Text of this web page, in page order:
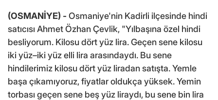
(OSMANİYE) - Osmaniye'nin Kadirli ilçesinde hindi
satıcısı Ahmet Özhan Çevlik, "Yılbaşına özel hindi
besliyorum. Kilosu dört yüz lira. Geçen sene kilosu
iki yüz–iki yüz elli lira arasındaydı. Bu sene
hindilerimiz kilosu dört yüz liradan satışta. Yemle
başa çıkamıyoruz, fiyatlar oldukça yüksek. Yemin
torbası geçen sene beş yüz liraydı, bu sene bin lira